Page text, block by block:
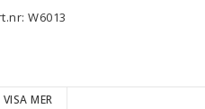
W6013
VISA MER